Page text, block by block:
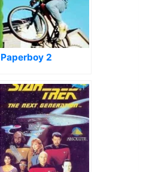
Paperboy 2